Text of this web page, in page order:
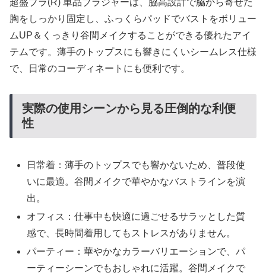
胸をしっかり固定し、ふっくらパッドでバストをボリュー
ムUP＆くっきり谷間メイクすることができる優れたアイ
テムです。薄手のトップスにも響きにくいシームレス仕様
で、日常のコーディネートにも便利です。
実際の使用シーンから見る圧倒的な利便
性
日常着：薄手のトップスでも響かないため、普段使
いに最適。谷間メイクで華やかなバストラインを演
出。
オフィス：仕事中も快適に過ごせるサラッとした質
感で、長時間着用してもストレスがありません。
パーティー：華やかなカラーバリエーションで、パ
ーティーシーンでもおしゃれに活躍。谷間メイクで